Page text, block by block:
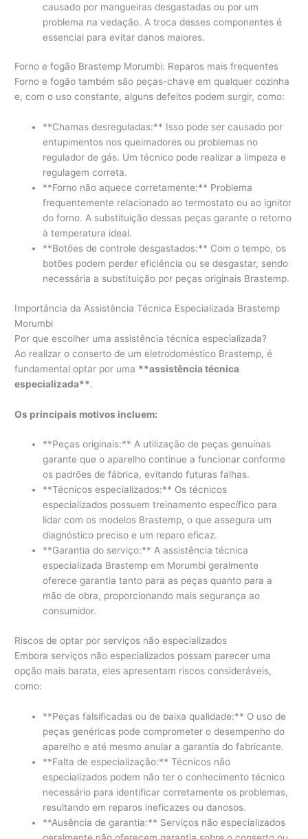
causado por mangueiras desgastadas ou por um
problema na vedação. A troca desses componentes é
essencial para evitar danos maiores.
Forno e fogão Brastemp Morumbi: Reparos mais frequentes
Forno e fogão também são peças-chave em qualquer cozinha
e, com o uso constante, alguns defeitos podem surgir, como:
**Chamas desreguladas:** Isso pode ser causado por
entupimentos nos queimadores ou problemas no
regulador de gás. Um técnico pode realizar a limpeza e
regulagem correta.
**Forno não aquece corretamente:** Problema
frequentemente relacionado ao termostato ou ao ignitor
do forno. A substituição dessas peças garante o retorno
à temperatura ideal.
**Botões de controle desgastados:** Com o tempo, os
botões podem perder eficiência ou se desgastar, sendo
necessária a substituição por peças originais Brastemp.
Importância da Assistência Técnica Especializada Brastemp
Morumbi
Por que escolher uma assistência técnica especializada?
Ao realizar o conserto de um eletrodoméstico Brastemp, é
fundamental optar por uma **assistência técnica
especializada**.
Os principais motivos incluem:
**Peças originais:** A utilização de peças genuínas
garante que o aparelho continue a funcionar conforme
os padrões de fábrica, evitando futuras falhas.
**Técnicos especializados:** Os técnicos
especializados possuem treinamento específico para
lidar com os modelos Brastemp, o que assegura um
diagnóstico preciso e um reparo eficaz.
**Garantia do serviço:** A assistência técnica
especializada Brastemp em Morumbi geralmente
oferece garantia tanto para as peças quanto para a
mão de obra, proporcionando mais segurança ao
consumidor.
Riscos de optar por serviços não especializados
Embora serviços não especializados possam parecer uma
opção mais barata, eles apresentam riscos consideráveis,
como:
**Peças falsificadas ou de baixa qualidade:** O uso de
peças genéricas pode comprometer o desempenho do
aparelho e até mesmo anular a garantia do fabricante.
**Falta de especialização:** Técnicos não
especializados podem não ter o conhecimento técnico
necessário para identificar corretamente os problemas,
resultando em reparos ineficazes ou danosos.
**Ausência de garantia:** Serviços não especializados